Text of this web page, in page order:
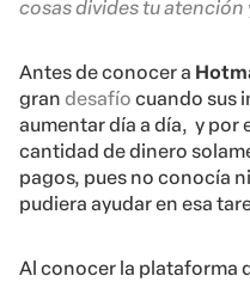
cosas divides tu atención
Antes de conocer a
gran desafío cuando sus
aumentar día a día, y por
cantidad de dinero
pagos, pues no conocía
pudiera ayudar en esa
Al conocer la plataforma